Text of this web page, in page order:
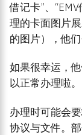
借记卡”、
理的卡面图片
的图片），他
如果很幸运，
以正常办理啦。
办理时可能会
协议与文件。